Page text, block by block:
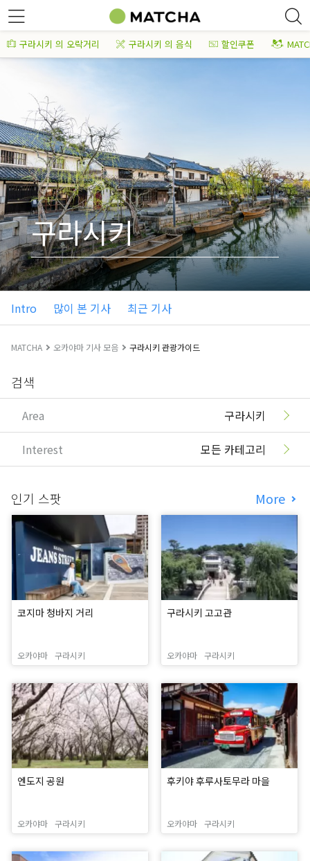
구라시키 의 오락거리 구라시키 의 음식 할인쿠폰
구라시키
Intro 많이 본 기사 최근 기사
MATCHA 오카야마 기사 모음 구라시키 관광가이드
검색
Area 구라시키
Interest 모든 카테고리
인기 스팟 More
코지마 청바지 거리
오카야마 구라시키
구라시키 고고관
오카야마 구라시키
엔도지 공원
오카야마 구라시키
후키야 후루사토무라 마을
오카야마 구라시키